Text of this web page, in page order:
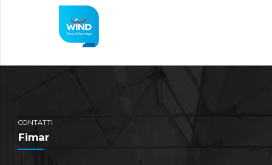
CONTATTI
Fimar